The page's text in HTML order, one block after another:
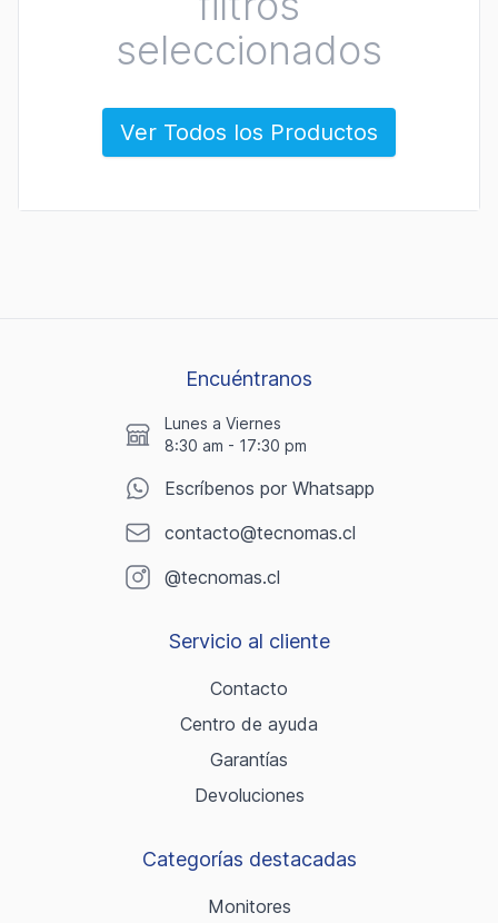
seleccionados
Ver Todos los Productos
Encuéntranos
Lunes a Viernes
8:30 am - 17:30 pm
Escríbenos por Whatsapp
contacto@tecnomas.cl
@tecnomas.cl
Servicio al cliente
Contacto
Centro de ayuda
Garantías
Devoluciones
Categorías destacadas
Monitores